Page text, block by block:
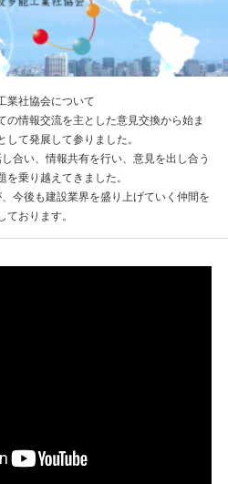
業社協会について
の情報交流を主とした意見交換から始ま
して発展して参りました。
合い、情報共有を行い、意見を出し合う
を乗り越えてきました。
今後も建設業界を盛り上げていく仲間を
ております。